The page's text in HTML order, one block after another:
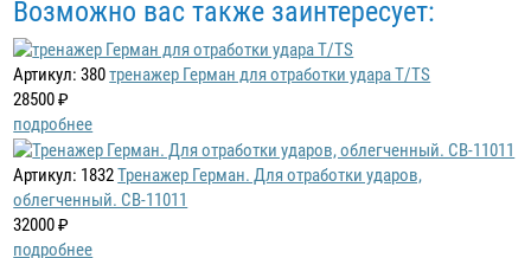
Возможно вас также заинтересует:
Артикул: 380тренажер Герман для отработки удара T/TS
28500 ₽
подробнее
Артикул: 1832Тренажер Герман. Для отработки ударов,
облегченный. CB-11011
32000 ₽
подробнее